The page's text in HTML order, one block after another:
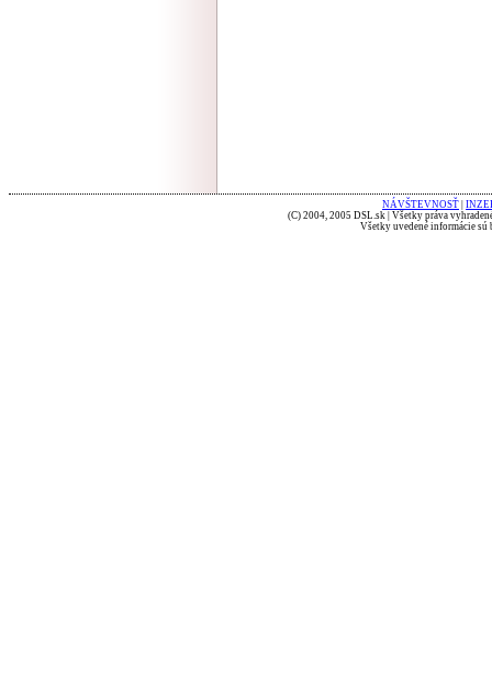
NÁVŠTEVNOSŤ
(C) 2004, 2005 DSL.sk | Všetky práva
Všetky uvedené informácie sú